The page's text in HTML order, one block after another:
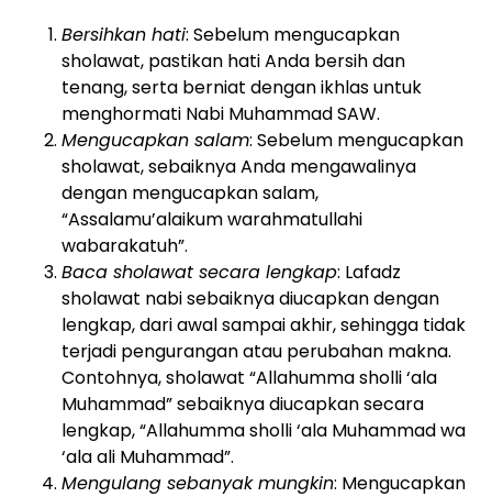
Bersihkan hati: Sebelum mengucapkan
sholawat, pastikan hati Anda bersih dan
tenang, serta berniat dengan ikhlas untuk
menghormati Nabi Muhammad SAW.
Mengucapkan salam: Sebelum mengucapkan
sholawat, sebaiknya Anda mengawalinya
dengan mengucapkan salam,
“Assalamu’alaikum warahmatullahi
wabarakatuh”.
Baca sholawat secara lengkap: Lafadz
sholawat nabi sebaiknya diucapkan dengan
lengkap, dari awal sampai akhir, sehingga tidak
terjadi pengurangan atau perubahan makna.
Contohnya, sholawat “Allahumma sholli ‘ala
Muhammad” sebaiknya diucapkan secara
lengkap, “Allahumma sholli ‘ala Muhammad wa
‘ala ali Muhammad”.
Mengulang sebanyak mungkin: Mengucapkan